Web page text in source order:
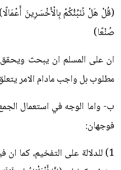
(قُلْ هَلْ نُنَبِّئُكُمْ بِالْأَخْسَرِينَ
صُنْعًا)
ان على المسلم ان يبحث
مطلوب بل واجب مادام الامر
ب- واما الوجه في استعمال
فوجهان:
1) للدلالة على التفخيم، كما